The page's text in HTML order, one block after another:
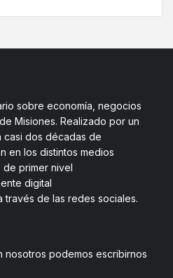
sobre economía, negocios
Misiones. Realizado por un
dos décadas de
en los distintos medios
primer nivel
digital
través de las redes sociales.
nosotros podemos escribirnos